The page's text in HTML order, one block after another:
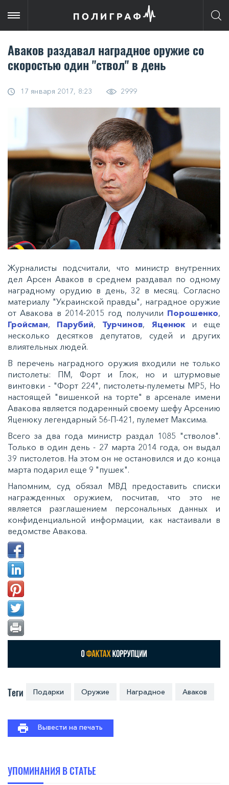
Аваков раздавал наградное оружие со
скоростью один "ствол" в день
17 января 2017, 8:23 2999
Журналисты подсчитали, что министр внутренних
дел Арсен Аваков в среднем раздавал по одному
наградному орудию в день, 32 в месяц. Согласно
материалу "Украинской правды", наградное оружие
от Авакова в 2014-2015 год получили Порошенко,
Гройсман, Парубий, Турчинов, Яценюки еще
несколько десятков депутатов, судей и других
влиятельных людей.
В перечень наградного оружия входили не только
пистолеты: ПМ, Форт и Глок, но и штурмовые
винтовки - "Форт 224", пистолеты-пулеметы MP5, Но
настоящей "вишенкой на торте" в арсенале имени
Авакова является подаренный своему шефу Арсению
Яценюку легендарный 56-П-421, пулемет Максима.
Всего за два года министр раздал 1085 "стволов".
Только в один день - 27 марта 2014 года, он выдал
39 пистолетов. На этом он не остановился и до конца
марта подарил еще 9 "пушек".
Напомним, суд обязал МВД предоставить списки
награжденных оружием, посчитав, что это не
является разглашением персональных данных и
конфиденциальной информации, как настаивали в
ведомстве Авакова.
Теги Подарки Оружие Наградное Аваков
Вывести на печать
УПОМИНАНИЯ В СТАТЬЕ